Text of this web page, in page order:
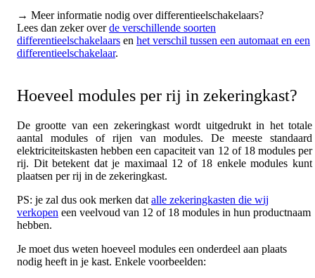
→ Meer informatie nodig over differentieelschakelaars?
Lees dan zeker overde verschillende soorten
differentieelschakelaars en het verschil tussen een automaat en een
differentieelschakelaar.
Hoeveel modules per rij in zekeringkast?
De grootte van een zekeringkast wordt uitgedrukt in het totale
aantal modules of rijen van modules. De meeste standaard
elektriciteitskasten hebben een capaciteit van 12 of 18 modules per
rij. Dit betekent dat je maximaal 12 of 18 enkele modules kunt
plaatsen per rij in de zekeringkast.
PS: je zal dus ook merken dat alle zekeringkasten die wij
verkopen een veelvoud van 12 of 18 modules in hun productnaam
hebben.
Je moet dus weten hoeveel modules een onderdeel aan plaats
nodig heeft in je kast. Enkele voorbeelden: